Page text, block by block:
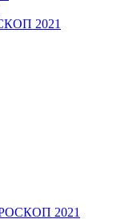
2021
2021